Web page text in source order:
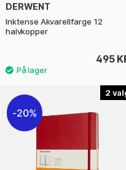
DERWENT
Inktense Akvarellfarge 12
halvkopper
495
2
20%